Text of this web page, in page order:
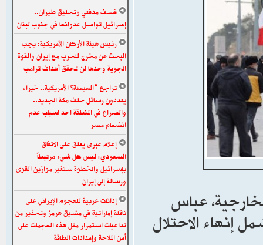
عباس
إنهاء الاحتلال
قصف مدفعي وتحليق طيران..
إسرائيل تواصل عدوانها في جنوب لبنان
رئيس هيئة الأركان الأمريكية: يجب
البحث عن مخرج للحرب مع إيران والقوة
الجوية وحدها لن تحقق أهداف ترامب
تراجع “الهيمنة” الأمريكية.. خبراء
يعددون رسائل حلف مكة الجديد..
والصراع في المنطقة احد اسباب عدم
انضمام مصر
إعلام عبري يعلق على الاتفاق
السعودي: ليس كل شيء مرتبطاً
بإسرائيل والخطوة ستغير موازين القوى
ورسالة إلى إيران
إدانات عربية للهجوم الإيراني على
ناقلة إماراتية في مضيق هرمز وتحذير من
تداعيات استمرار مثل هذه الهجمات على
أمن الملاحة وإمدادات الطاقة